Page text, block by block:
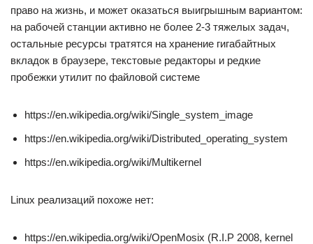
право на жизнь, и может оказаться выигрышным вариантом:
на рабочей станции активно не более 2-3 тяжелых задач,
остальные ресурсы тратятся на хранение гигабайтных
вкладок в браузере, текстовые редакторы и редкие
пробежки утилит по файловой системе
https://en.wikipedia.org/wiki/Single_system_image
https://en.wikipedia.org/wiki/Distributed_operating_system
https://en.wikipedia.org/wiki/Multikernel
Linux реализаций похоже нет:
https://en.wikipedia.org/wiki/OpenMosix (R.I.P 2008, kernel